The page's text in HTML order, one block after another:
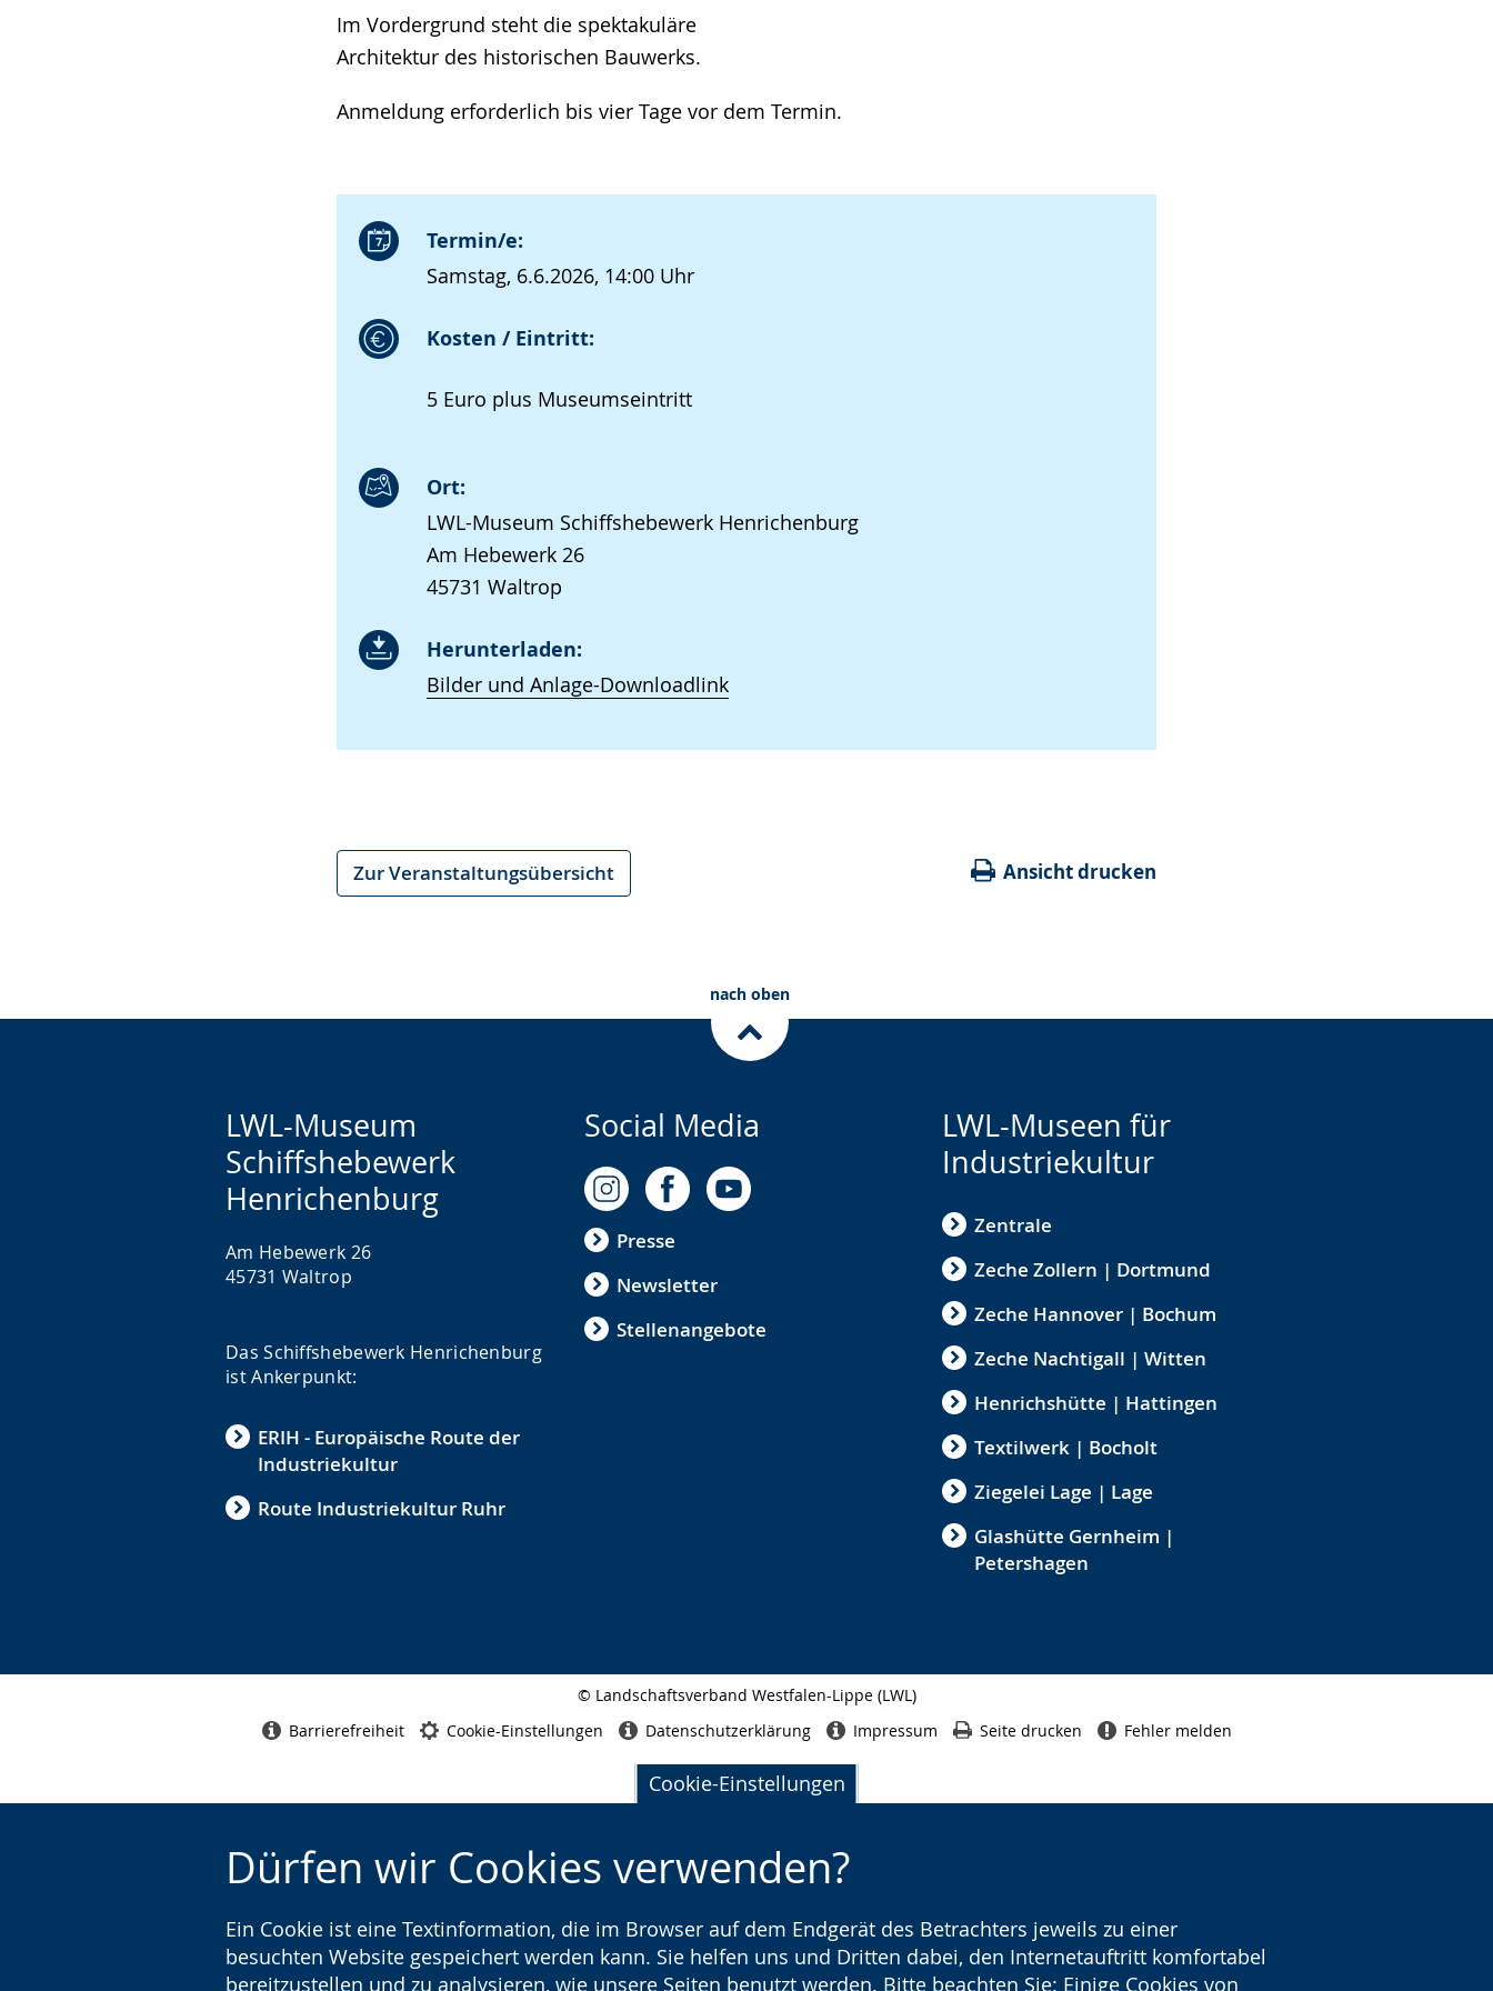
Cookie-Einstellungen
Dürfen wir Cookies verwenden?
Ein Cookie ist eine Textinformation, die im Browser auf dem Endgerät des Betrachters jeweils zu einer
besuchten Website gespeichert werden kann. Sie helfen uns und Dritten dabei, den Internetauftritt komfortabel
bereitzustellen und zu analysieren, wie unsere Seiten benutzt werden. Bitte beachten Sie: Einige Cookies von
Im Vordergrund steht die spektakuläre
Architektur des historischen Bauwerks.
Anmeldung erforderlich bis vier Tage vor dem Termin.
Termin/e:
Samstag, 6.6.2026, 14:00 Uhr
Kosten / Eintritt:
5 Euro plus Museumseintritt
Ort:
LWL-Museum Schiffshebewerk Henrichenburg
Am Hebewerk 26
45731 Waltrop
Herunterladen:
Bilder und Anlage-Downloadlink
Zur Veranstaltungsübersicht Ansicht drucken
nach oben
LWL-Museum
Schiffshebewerk
Henrichenburg
Am Hebewerk 26
45731 Waltrop
Das Schiffshebewerk Henrichenburg
ist Ankerpunkt:
ERIH - Europäische Route der
Industriekultur
Route Industriekultur Ruhr
Social Media
Presse
Newsletter
Stellenangebote
LWL-Museen für
Industriekultur
Zentrale
Zeche Zollern | Dortmund
Zeche Hannover | Bochum
Zeche Nachtigall | Witten
Henrichshütte | Hattingen
Textilwerk | Bocholt
Ziegelei Lage | Lage
Glashütte Gernheim |
Petershagen
© Landschaftsverband Westfalen-Lippe (LWL)
Barrierefreiheit Cookie-Einstellungen Datenschutzerklärung Impressum Seite drucken Fehler melden